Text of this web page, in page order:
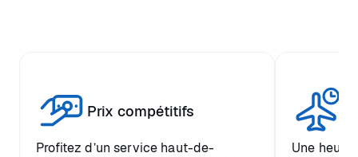
Prix compétitifs
Profitez d’un service haut-de-
Une heure